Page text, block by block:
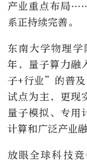
产业重点布局
系正持续完善。
东南大学物理
年，量子算力融
子+行业”的普及
试点为主，更现
量子模拟、专用
计算和广泛产业
放眼全球科技